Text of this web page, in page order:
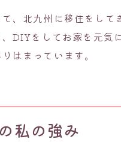
、北九州に移住をして
DIYをしてお家を元気
はまっています。
私の強み